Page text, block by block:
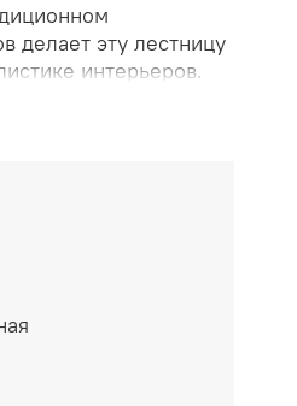
делает эту лестницу
интерьеров.
площадь в
комплектации,